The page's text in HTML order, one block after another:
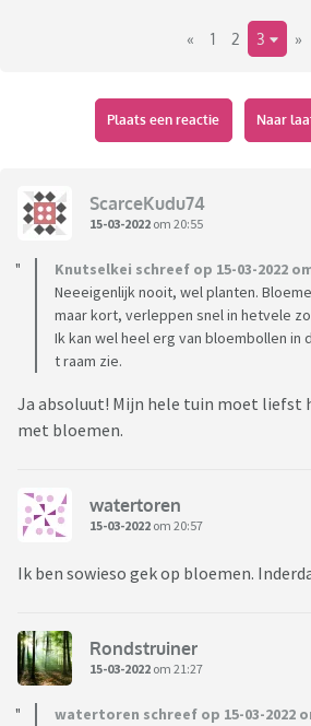
« 1 2 3 »
Plaats een reactie Naar
ScarceKudu74
15-03-2022 om 20:55
Knutselkei schreef op 15-03-2022
Neeeigenlijk nooit, wel planten.
maar kort, verleppen snel in hetvele
Ik kan wel heel erg van bloembollen in
t raam zie.
Ja absoluut! Mijn hele tuin moet liefst
met bloemen.
watertoren
15-03-2022 om 20:57
Ik ben sowieso gek op bloemen.
Rondstruiner
15-03-2022 om 21:27
watertoren schreef op 15-03-2022